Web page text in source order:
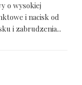
o wysokiej
i nacisk od
i zabrudzenia...